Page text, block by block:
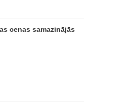
cenas samazinājās